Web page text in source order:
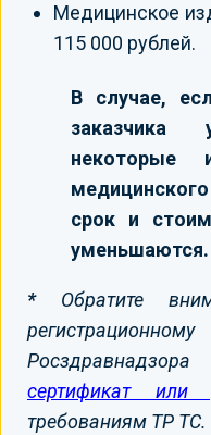
Медицинское
115 000 рублей.
В случае,
некоторые
срок и
уменьшаются.
*Обратите
сертификат или
требованиям ТР ТС.